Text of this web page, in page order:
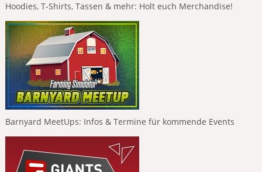
Hoodies, T-Shirts, Tassen & mehr: Holt euch Merchandise!
Barnyard MeetUps: Infos & Termine für kommende Events